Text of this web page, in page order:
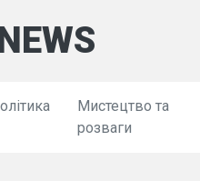
Мистецтво та
розваги